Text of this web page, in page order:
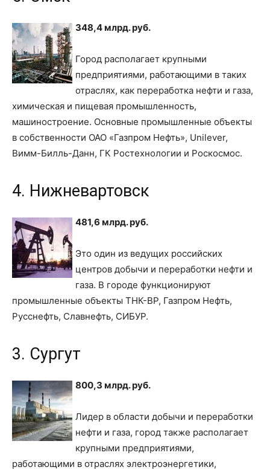
348,4 млрд. руб.
Город располагает крупными
предприятиями, работающими в таких
отраслях, как переработка нефти и газа,
химическая и пищевая промышленность,
машиностроение. Основные промышленные объекты
в собственности ОАО «Газпром Нефть», Unilever,
Вимм-Билль-Данн, ГК Ростехнологии и Роскосмос.
4. Нижневартовск
481,6 млрд. руб.
Это один из ведущих российских
центров добычи и переработки нефти и
газа. В городе функционируют
промышленные объекты ТНК-ВР, Газпром Нефть,
Русснефть, Славнефть, СИБУР.
3. Сургут
800,3 млрд. руб.
Лидер в области добычи и переработки
нефти и газа, город также располагает
крупными предприятиями,
работающими в отраслях электроэнергетики,